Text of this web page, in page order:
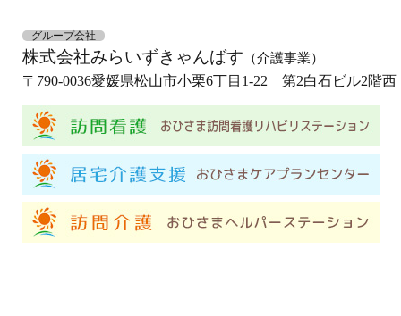
グループ会社
株式会社みらいずきゃんばす （介護事業）
〒790-0036愛媛県松山市小栗6丁目1-22 第2白石ビル2階西